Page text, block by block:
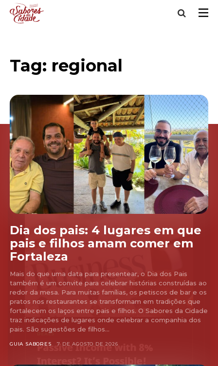
Tag: regional
Dia dos pais: 4 lugares em que
pais e filhos amam comer em
Fortaleza
Mais do que uma data para presentear, o Dia dos Pais
também é um convite para celebrar histórias construídas ao
redor da mesa. Para muitas famílias, os petiscos de bar e os
pratos nos restaurantes se transformam em tradições que
fortalecem os laços entre pais e filhos. O Sabores da Cidade
traz indicações de lugares onde celebrar a companhia dos
pais. São sugestões de filhos...
GUIA SABORES 7 DE AGOSTO DE 2026